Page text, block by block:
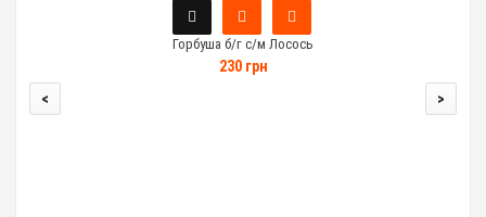
Горбуша б/г с/м Лосось
230 грн
<
>